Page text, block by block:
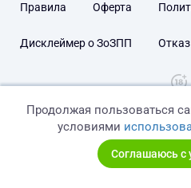
Правила Оферта
Дисклеймер о ЗоЗПП Отказ
Продолжая пользоваться
условиями
Соглашаюсь с